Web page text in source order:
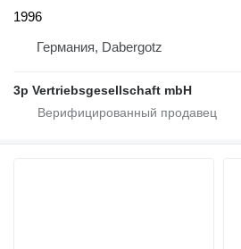
1996
Германия, Dabergotz
3p Vertriebsgesellschaft mbH